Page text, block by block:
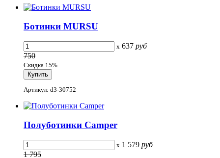
Ботинки MURSU
x 637 руб
750
Скидка 15%
Артикул: d3-30752
Полуботинки Camper
x 1 579 руб
1 795